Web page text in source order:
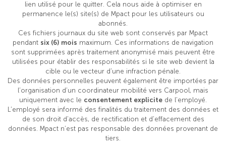
lien utilisé pour le quitter. Cela nous aide à optimiser en
permanence le(s) site(s) de Mpact pour les utilisateurs ou
abonnés.
Ces fichiers journaux du site web sont conservés par Mpact
pendant six (6) mois maximum. Ces informations de navigation
sont supprimées après traitement anonymisé mais peuvent être
utilisées pour établir des responsabilités si le site web devient la
cible ou le vecteur d’une infraction pénale.
Des données personnelles peuvent également être importées par
l’organisation d’un coordinateur mobilité vers Carpool, mais
uniquement avec le consentement explicite de l’employé.
L’employé sera informé des finalités du traitement des données et
de son droit d’accès, de rectification et d’effacement des
données. Mpact n’est pas responsable des données provenant de
tiers.